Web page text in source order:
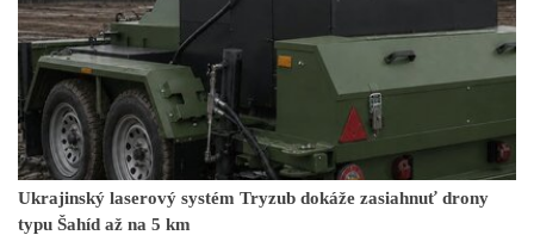
Ukrajinský laserový systém Tryzub dokáže zasiahnuť drony
typu Šahíd až na 5 km